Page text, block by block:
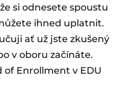
si odnesete spoustu
ihned uplatnit.
ať už jste zkušený
v oboru začínáte.
of Enrollment v EDU